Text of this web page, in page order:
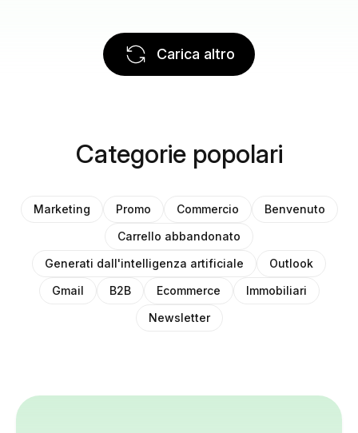
Carica altro
Categorie popolari
Marketing Promo Commercio
Benvenuto
Carrello abbandonato
Generati dall'intelligenza artificiale
Outlook
Gmail
B2B Ecommerce
Immobiliari
Newsletter